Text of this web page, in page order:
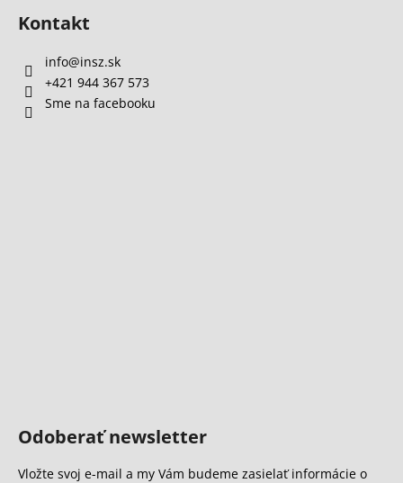
Kontakt
info@insz.sk
+421 944 367 573
Sme na facebooku
Odoberať newsletter
Vložte svoj e-mail a my Vám budeme zasielať informácie o